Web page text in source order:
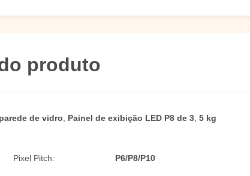
produto
de vidro Painel de exibição LED P8 de 3 5 kg
Pixel Pitch: P6/P8/P10